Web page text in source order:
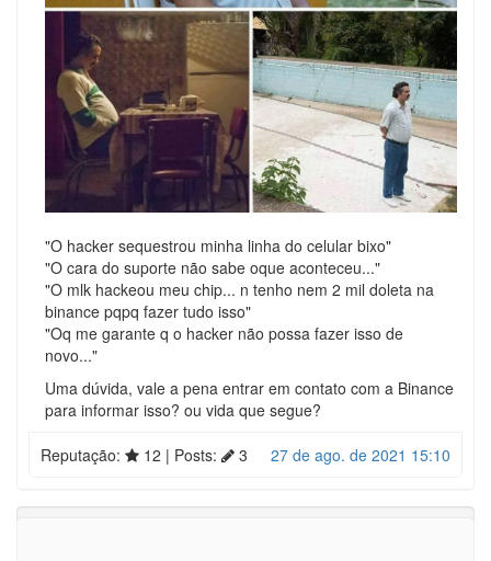
"O hacker sequestrou minha linha do celular bixo"
"O cara do suporte não sabe oque aconteceu..."
"O mlk hackeou meu chip... n tenho nem 2 mil doleta na
binance pqpq fazer tudo isso"
"Oq me garante q o hacker não possa fazer isso de
novo..."
Uma dúvida, vale a pena entrar em contato com a Binance
para informar isso? ou vida que segue?
27 de ago. de 2021 15:10
Reputação: 12 | Posts: 3